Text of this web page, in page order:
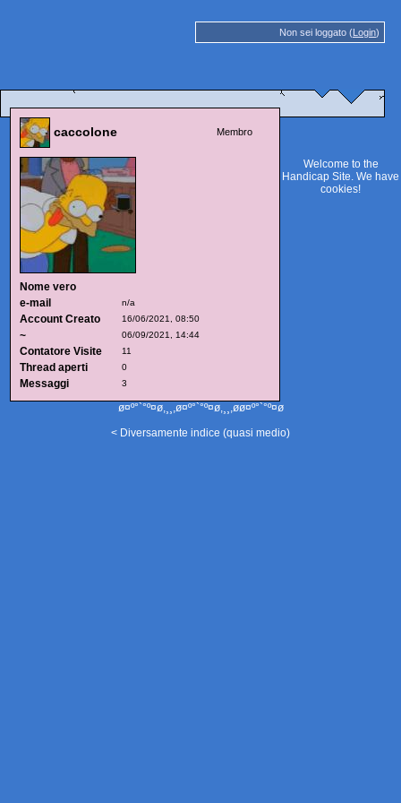
Non sei loggato (Login)
caccolone Membro
Nome vero
e-mail
n/a
Account Creato 16/06/2021, 08:50
~ 06/09/2021, 14:44
Contatore Visite 11
Thread aperti 0
Messaggi 3
Welcome to the
Handicap Site. We have
cookies!
ø¤º°`°º¤ø,¸¸,ø¤º°`°º¤ø,¸¸,øø¤º°`°º¤ø
< Diversamente indice (quasi medio)